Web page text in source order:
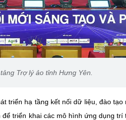
Trợ lý ảo tỉnh Hưng Yên.
triển hạ tầng kết nối dữ liệu, đào tạo
triển khai các mô hình ứng dụng